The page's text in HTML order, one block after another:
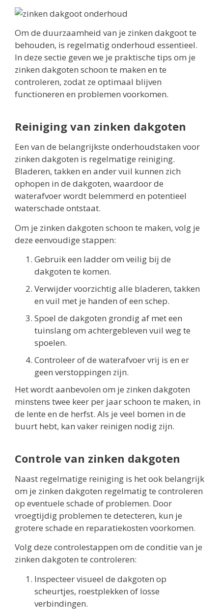
Om de duurzaamheid van je zinken dakgoot te
behouden, is regelmatig onderhoud essentieel.
In deze sectie geven we je praktische tips om je
zinken dakgoten schoon te maken en te
controleren, zodat ze optimaal blijven
functioneren en problemen voorkomen.
Reiniging van zinken dakgoten
Een van de belangrijkste onderhoudstaken voor
zinken dakgoten is regelmatige reiniging.
Bladeren, takken en ander vuil kunnen zich
ophopen in de dakgoten, waardoor de
waterafvoer wordt belemmerd en potentieel
waterschade ontstaat.
Om je zinken dakgoten schoon te maken, volg je
deze eenvoudige stappen:
Gebruik een ladder om veilig bij de
dakgoten te komen.
Verwijder voorzichtig alle bladeren, takken
en vuil met je handen of een schep.
Spoel de dakgoten grondig af met een
tuinslang om achtergebleven vuil weg te
spoelen.
Controleer of de waterafvoer vrij is en er
geen verstoppingen zijn.
Het wordt aanbevolen om je zinken dakgoten
minstens twee keer per jaar schoon te maken, in
de lente en de herfst. Als je veel bomen in de
buurt hebt, kan vaker reinigen nodig zijn.
Controle van zinken dakgoten
Naast regelmatige reiniging is het ook belangrijk
om je zinken dakgoten regelmatig te controleren
op eventuele schade of problemen. Door
vroegtijdig problemen te detecteren, kun je
grotere schade en reparatiekosten voorkomen.
Volg deze controlestappen om de conditie van je
zinken dakgoten te controleren:
Inspecteer visueel de dakgoten op
scheurtjes, roestplekken of losse
verbindingen.